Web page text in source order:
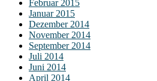
Februar 2015
Januar 2015
Dezember 2014
November 2014
September 2014
Juli 2014
Juni 2014
April 2014